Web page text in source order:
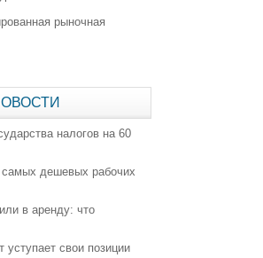
рыночная
налогов на 60
дешевых рабочих
в аренду: что
уступает свои позиции